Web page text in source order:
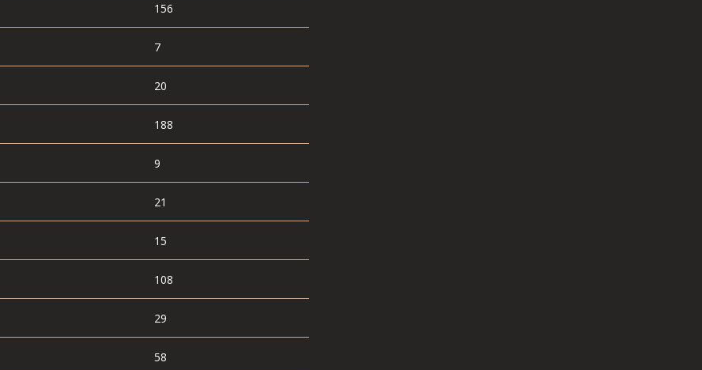
156
7
20
188
9
21
15
108
29
58